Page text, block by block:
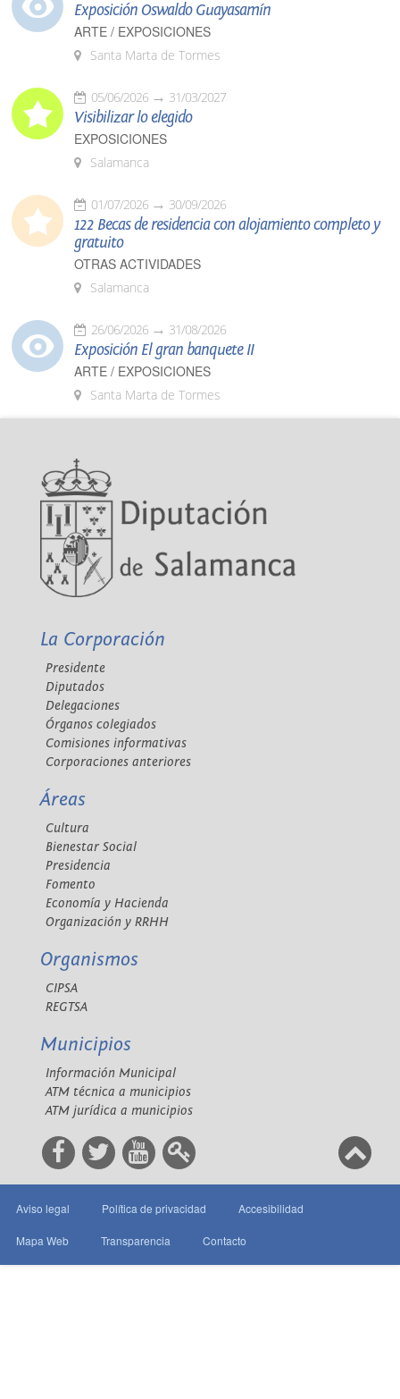
Exposición Oswaldo Guayasamín
ARTE / EXPOSICIONES
Santa Marta de Tormes
05/06/2026 31/03/2027
Visibilizar lo elegido
EXPOSICIONES
Salamanca
01/07/2026 30/09/2026
122 Becas de residencia con alojamiento completo y
gratuito
OTRAS ACTIVIDADES
Salamanca
26/06/2026 31/08/2026
Exposición El gran banquete II
ARTE / EXPOSICIONES
Santa Marta de Tormes
La Corporación
Presidente
Diputados
Delegaciones
Órganos colegiados
Comisiones informativas
Corporaciones anteriores
Áreas
Cultura
Bienestar Social
Presidencia
Fomento
Economía y Hacienda
Organización y RRHH
Organismos
CIPSA
REGTSA
Municipios
Información Municipal
ATM técnica a municipios
ATM jurídica a municipios
Aviso legal Política de privacidad Accesibilidad
Mapa Web Transparencia Contacto